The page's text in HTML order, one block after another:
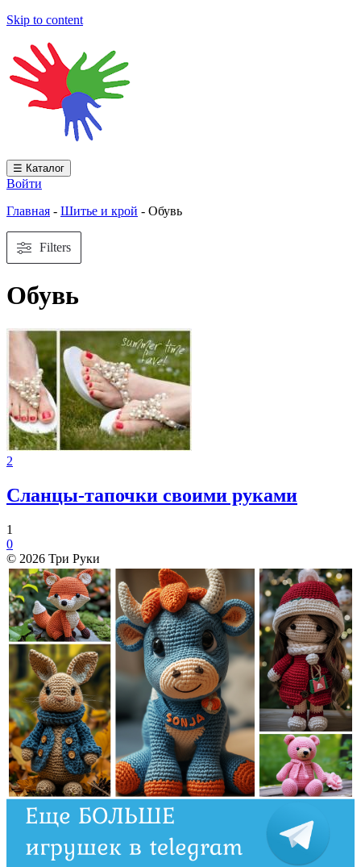
Skip to content
☰ Каталог
Войти
Главная - Шитье и крой - Обувь
Filters
Обувь
2
Сланцы-тапочки своими руками
1
0
© 2026 Три Руки